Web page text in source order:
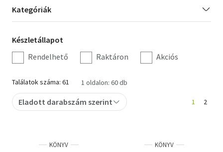
Hobbi, szabadidő
Irodalom
Művészet
Szakkönyv
Tankönyv, segédkönyv
Kategória
szűrés
Kategóriák
Készletállapot
szűrés
Készletállapot
Rendelhető
Raktáron Akciós
Találatok száma: 61 1 oldalon: 60 db
Eladott darabszám szerint 1 2
KÖNYV KÖNYV